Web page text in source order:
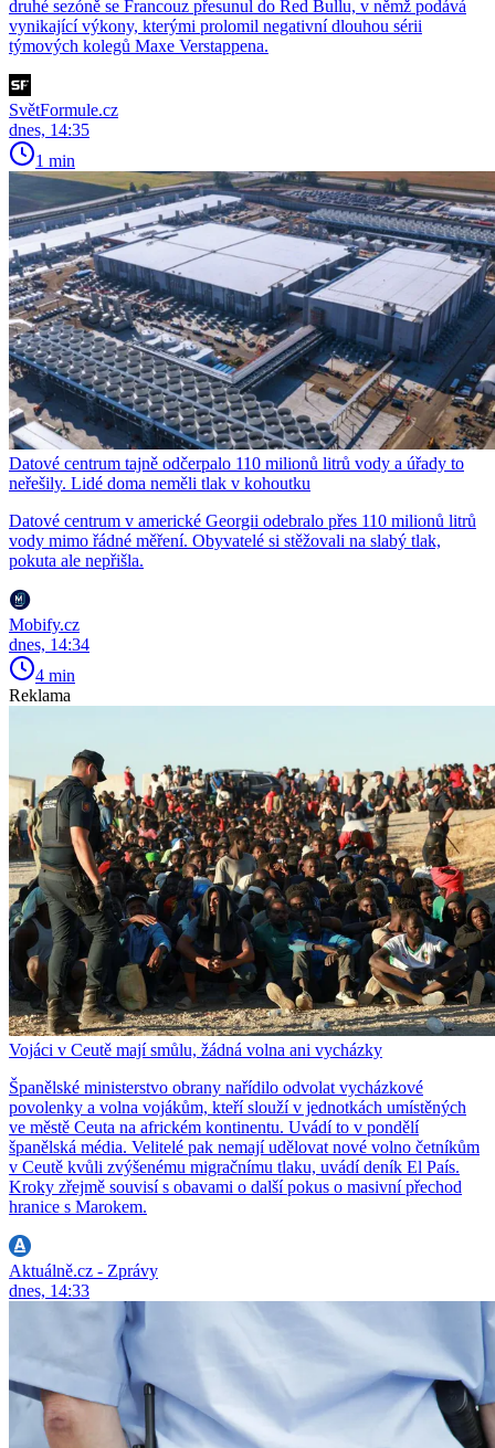
druhé sezóně se Francouz přesunul do Red Bullu, v němž podává
vynikající výkony, kterými prolomil negativní dlouhou sérii
týmových kolegů Maxe Verstappena.
SvětFormule.cz
dnes, 14:35
1 min
Datové centrum tajně odčerpalo 110 milionů litrů vody a úřady to
neřešily. Lidé doma neměli tlak v kohoutku
Datové centrum v americké Georgii odebralo přes 110 milionů litrů
vody mimo řádné měření. Obyvatelé si stěžovali na slabý tlak,
pokuta ale nepřišla.
Mobify.cz
dnes, 14:34
4 min
Reklama
Vojáci v Ceutě mají smůlu, žádná volna ani vycházky
Španělské ministerstvo obrany nařídilo odvolat vycházkové
povolenky a volna vojákům, kteří slouží v jednotkách umístěných
ve městě Ceuta na africkém kontinentu. Uvádí to v pondělí
španělská média. Velitelé pak nemají udělovat nové volno četníkům
v Ceutě kvůli zvýšenému migračnímu tlaku, uvádí deník El País.
Kroky zřejmě souvisí s obavami o další pokus o masivní přechod
hranice s Marokem.
Aktuálně.cz - Zprávy
dnes, 14:33